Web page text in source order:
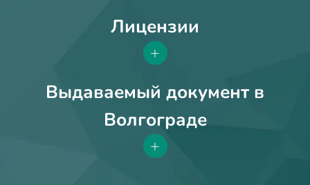
Лицензии
+
Выдаваемый документ в
Волгограде
+